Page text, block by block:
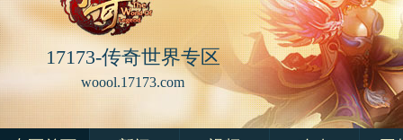
17173-传奇世界专区
woool.17173.com